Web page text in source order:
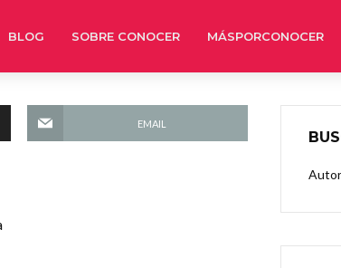
BLOG SOBRE CONOCER MÁSPORCONOCER
EMAIL